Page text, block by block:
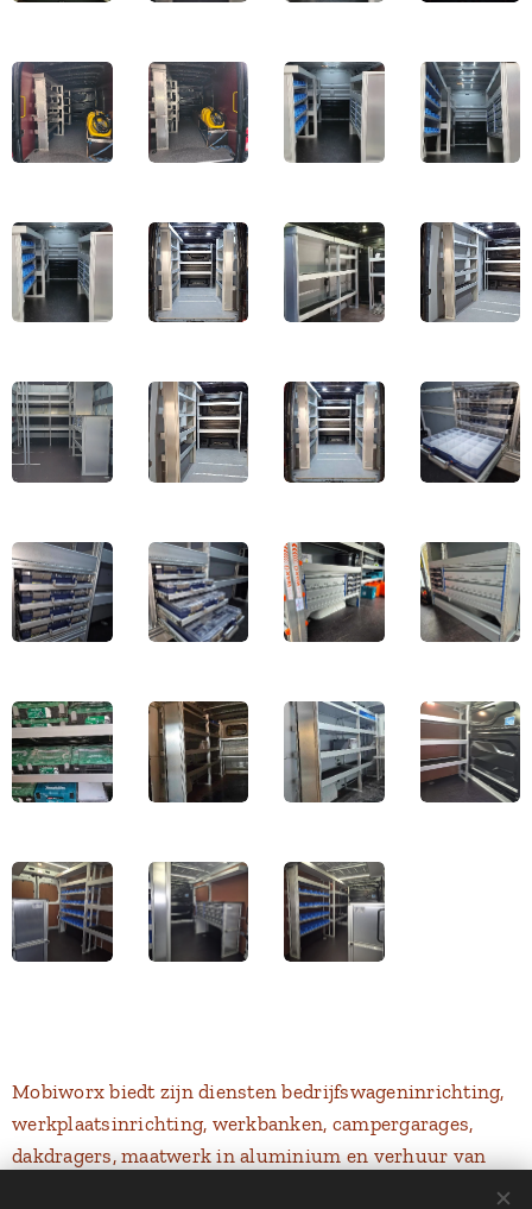
Mobiworx biedt zijn diensten bedrijfswageninrichting,
werkplaatsinrichting, werkbanken, campergarages,
dakdragers, maatwerk in aluminium en verhuur van
inrichtingen aan voor ondernemingen regio Heist-op-